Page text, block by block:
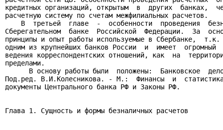
кредитных организаций, открытым  в  других  банках,
расчетную систему по счетам межфилиальных расчетов.
В  третьей  главе  -  особенности  проведения
Сберегательном  банке  Российской  Федерации.  За
принципы и опыт работы используемые в Сбербанке,
одним из крупнейших банков России  и  имеет  огромный
ведения корреспондентских отношений, как  на
пределами.
В основу работы были  положены:  Банковское
Под.ред. В.И.Колесникова. - М.:  Финансы  и
документы Центрального банка РФ и Законы РФ.
Глава 1. Сущность и формы безналичных расчетов